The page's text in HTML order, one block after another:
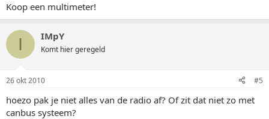
Koop een multimeter!
I IMpY
Komt hier geregeld
26 okt 2010 #5
hoezo pak je niet alles van de radio af? Of zit dat niet zo met
canbus systeem?